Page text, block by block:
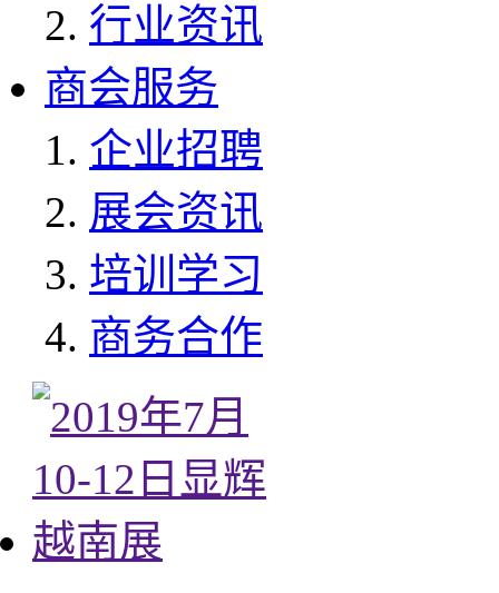
行业资讯
商会服务
企业招聘
展会资讯
培训学习
商务合作